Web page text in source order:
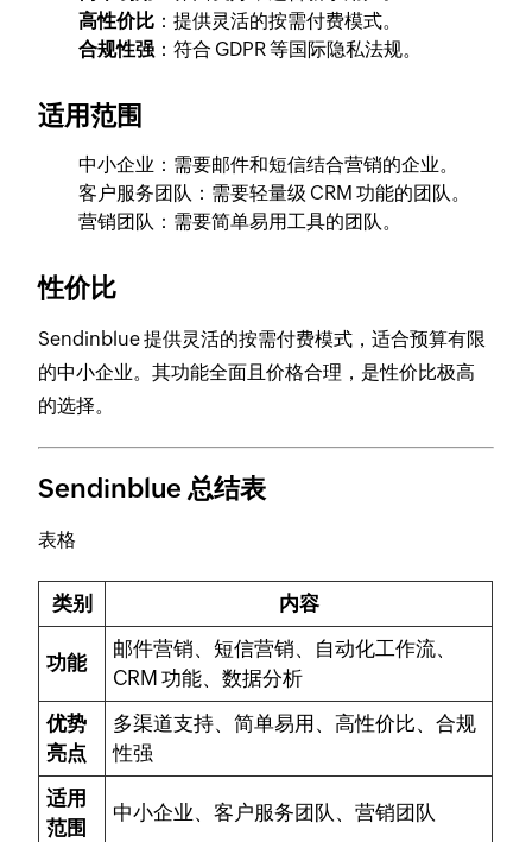
高性价比 ：提供灵活的按需付费模式。
合规性强 ：符合 GDPR 等国际隐私法规。
适用范围
中小企业：需要邮件和短信结合营销的企业。
客户服务团队：需要轻量级 CRM 功能的团队。
营销团队：需要简单易用工具的团队。
性价比
Sendinblue 提供灵活的按需付费模式，适合预算有限
的中小企业。其功能全面且价格合理，是性价比极高
的选择。
Sendinblue 总结表
表格
类别 内容
功能
邮件营销、短信营销、自动化工作流、
CRM 功能、数据分析
优势
亮点
多渠道支持、简单易用、高性价比、合规
性强
适用
范围
中小企业、客户服务团队、营销团队